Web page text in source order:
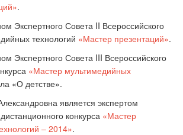
.
Экспертного Совета II Всероссийского
технологий «Мастер презентаций».
Экспертного Совета III Всероссийского
«Мастер мультимедийных
«О детстве».
является экспертом
конкурса «Мастер
– 2014».